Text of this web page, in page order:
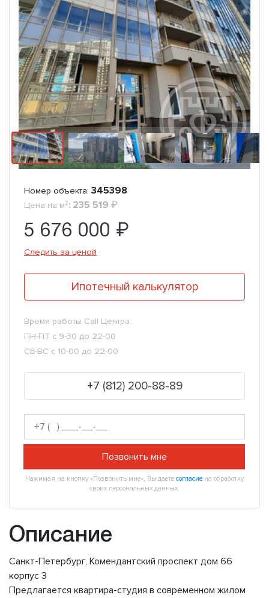
Номер объекта: 345398
Цена на м2: 235 519 ₽
5 676 000 ₽
Следить за ценой
Ипотечный калькулятор
Время работы Call Центра:
ПН-ПТ с 9-30 до 22-00
СБ-ВС с 10-00 до 22-00
+7 (812) 200-88-89
Позвонить мне
Нажимая на кнопку «Позвонить мне», Вы даете согласие на обработку
своих персональных данных.
Описание
Санкт-Петербург, Комендантский проспект дом 66
корпус 3
Предлагается квартира-студия в современном жилом